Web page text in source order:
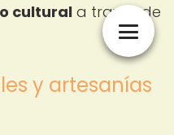
culturala través de
y artesanías